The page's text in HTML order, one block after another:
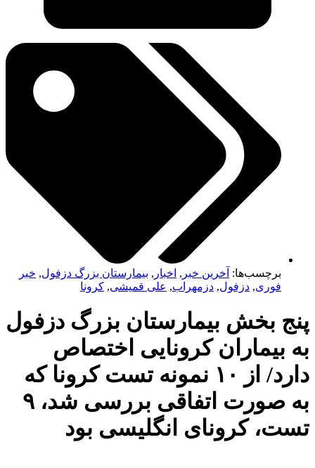
برچسب‌ها: آخرین خبر , اخبار , بیمارستان بزرگ دزفول, خبر
فوری, دزفول, دزمهراب, علی قمیشی, کرونا
پنج بخش بیمارستان بزرگ دزفول
به بیماران کرونایی اختصاص
دارد/ از ۱۰ نمونه تست کرونا که
به صورت اتفاقی بررسی شد، ۹
تست، کرونای انگلیسی بود